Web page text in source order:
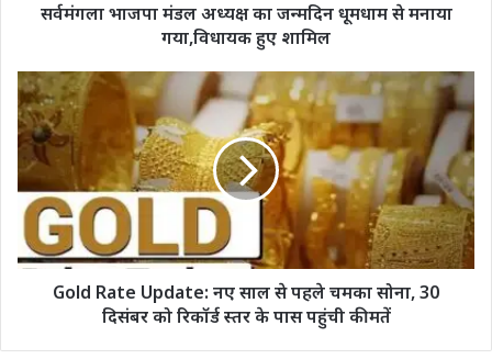
गया,विधायक
सर्वमंगला भाजपा मंडल अध्यक्ष का जन्मदिन धूमधाम से मनाया
गया,विधायक हुए शामिल
Gold
Rate
Update: नए
साल
से
पहले
चमका
सोना,
30
Gold Rate Update: नए साल से पहले चमका सोना, 30
दिसंबर को रिकॉर्ड स्तर के पास पहुंची कीमतें